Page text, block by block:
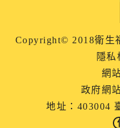
Copyright© 2018衛生
隱私
網
政府網
地址：403004